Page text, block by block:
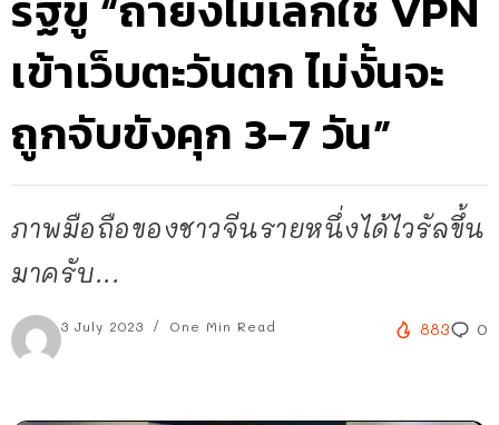
เข้าเว็บตะวันตก ไม่งั้นจะ
ถูกจับขังคุก 3-7 วัน”
ภาพมือถือของชาวจีนรายหนึ่งได้ไวรัลขึ้น
มาครับ...
3 July 2023 One Min Read 883 0